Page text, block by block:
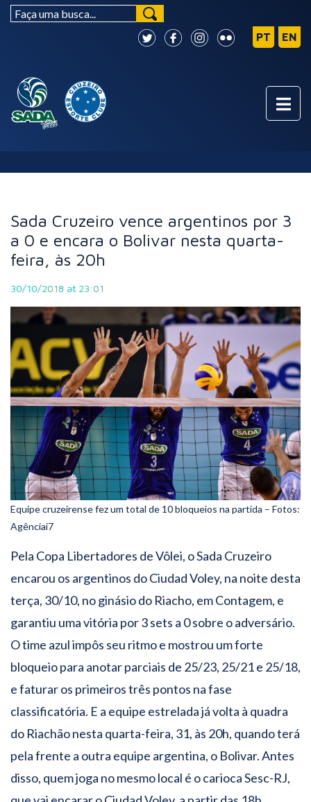
Sada Cruzeiro vence argentinos por 3
a 0 e encara o Bolivar nesta quarta-
feira, às 20h
30/10/2018 at 23:01
Equipe cruzeirense fez um total de 10 bloqueios na partida – Fotos:
Agênciai7
Pela Copa Libertadores de Vôlei, o Sada Cruzeiro
encarou os argentinos do Ciudad Voley, na noite desta
terça, 30/10, no ginásio do Riacho, em Contagem, e
garantiu uma vitória por 3 sets a 0 sobre o adversário.
O time azul impôs seu ritmo e mostrou um forte
bloqueio para anotar parciais de 25/23, 25/21 e 25/18,
e faturar os primeiros três pontos na fase
classificatória. E a equipe estrelada já volta à quadra
do Riachão nesta quarta-feira, 31, às 20h, quando terá
pela frente a outra equipe argentina, o Bolivar. Antes
disso, quem joga no mesmo local é o carioca Sesc-RJ,